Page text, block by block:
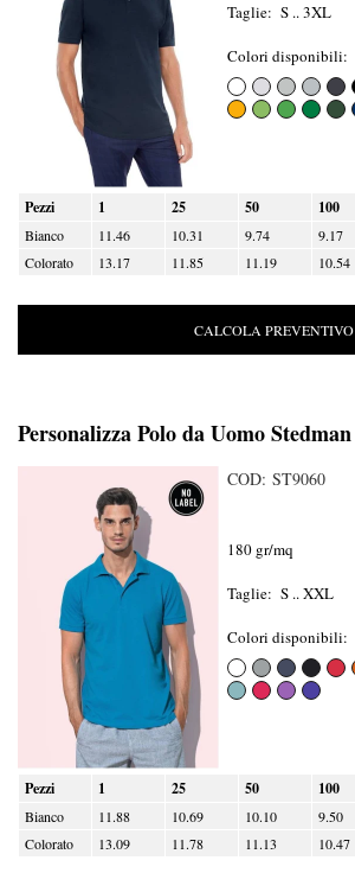
Taglie: S .. 3XL
Colori disponibili:
Pezzi 1 25 50 100
Bianco 11.46 10.31 9.74 9.17
Colorato
13.17 11.85 11.19 10.54
CALCOLA PREVENTIVO
Personalizza Polo da Uomo Stedman
COD: ST9060
180 gr/mq
Taglie: S .. XXL
Colori disponibili:
Pezzi 1 25 50 100
Bianco 11.88 10.69 10.10 9.50
Colorato
13.09 11.78 11.13 10.47